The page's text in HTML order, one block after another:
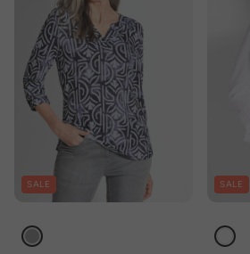
SALE SALE